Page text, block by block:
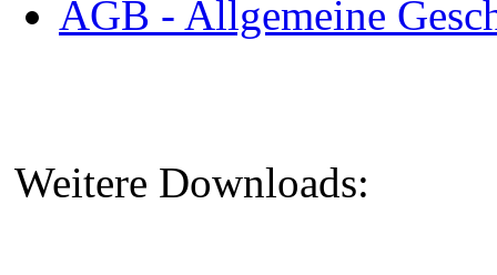
AGB - Allgemeine
Weitere Downloads: